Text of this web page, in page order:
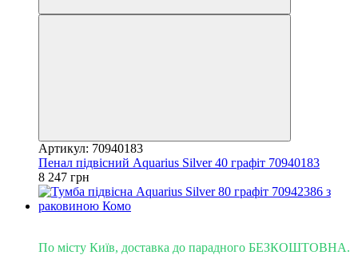
Артикул: 70940183
Пенал підвісний Aquarius Silver 40 графіт 70940183
8 247 грн
По місту Київ, доставка до парадного БЕЗКОШТОВНА.